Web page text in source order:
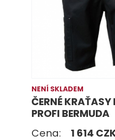
NENÍ SKLADEM
ČERNÉ KRAŤASY
PROFI BERMUDA
Cena:
1 614